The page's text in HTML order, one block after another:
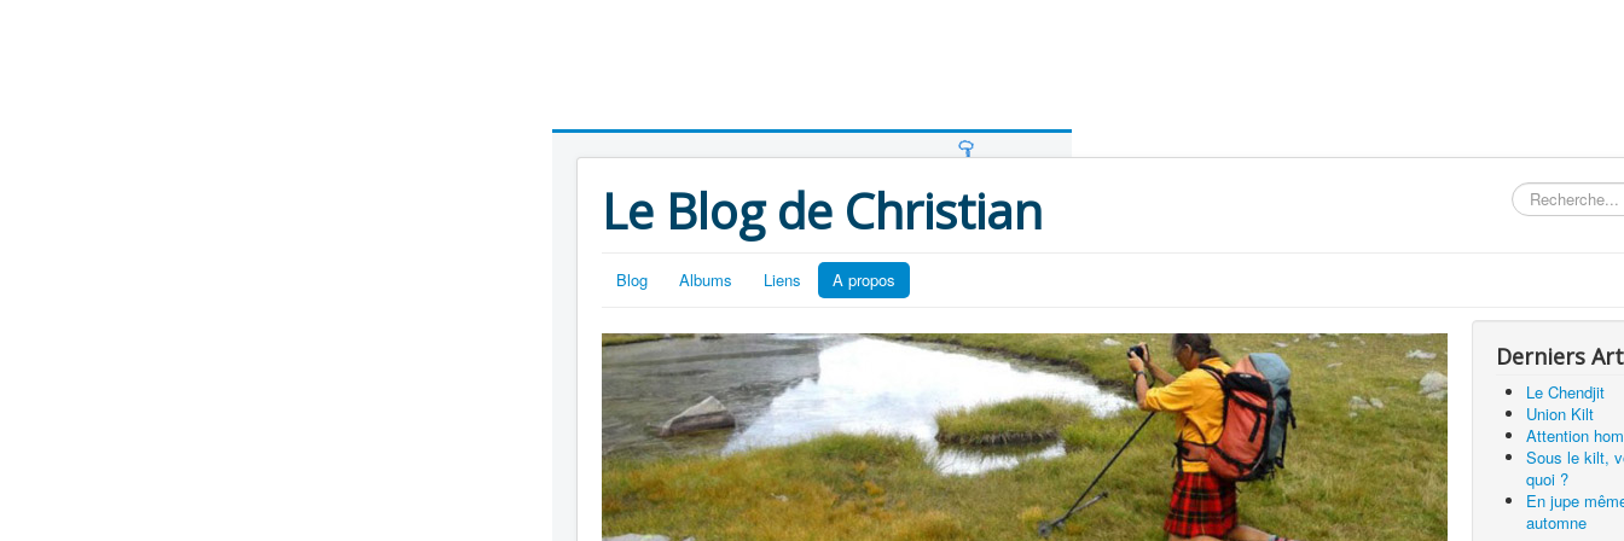
Le Blog de Christian Rechercher
Blog Albums Liens A propos
Derniers
Le Chendjit
Union Kilt
Attention
Sous le kilt,
quoi ?
En jupe
automne